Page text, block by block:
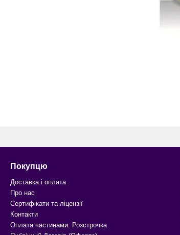
Покупцю
Доставка і оплата
Про нас
Сертифікати та ліцензії
Контакти
Оплата частинами. Розстрочка